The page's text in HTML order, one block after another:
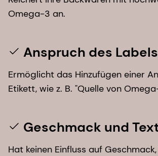
Omega-3 an.
Anspruch des Labels
Ermöglicht das Hinzufügen einer
Etikett, wie z. B. "Quelle von
Geschmack und
Hat keinen Einfluss auf